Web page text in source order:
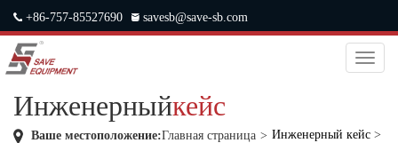
+86-757-85527690 savesb@save-sb.com
RUSSIANToggle
Инженерныйкейс
Ваше местоположение:Главная страница > Инженерный кейс >